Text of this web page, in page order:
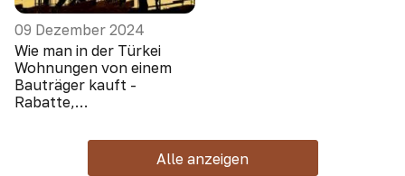
09 Dezember 2024
Wie man in der Türkei
Wohnungen von einem
Bauträger kauft -
Rabatte,
Alle anzeigen